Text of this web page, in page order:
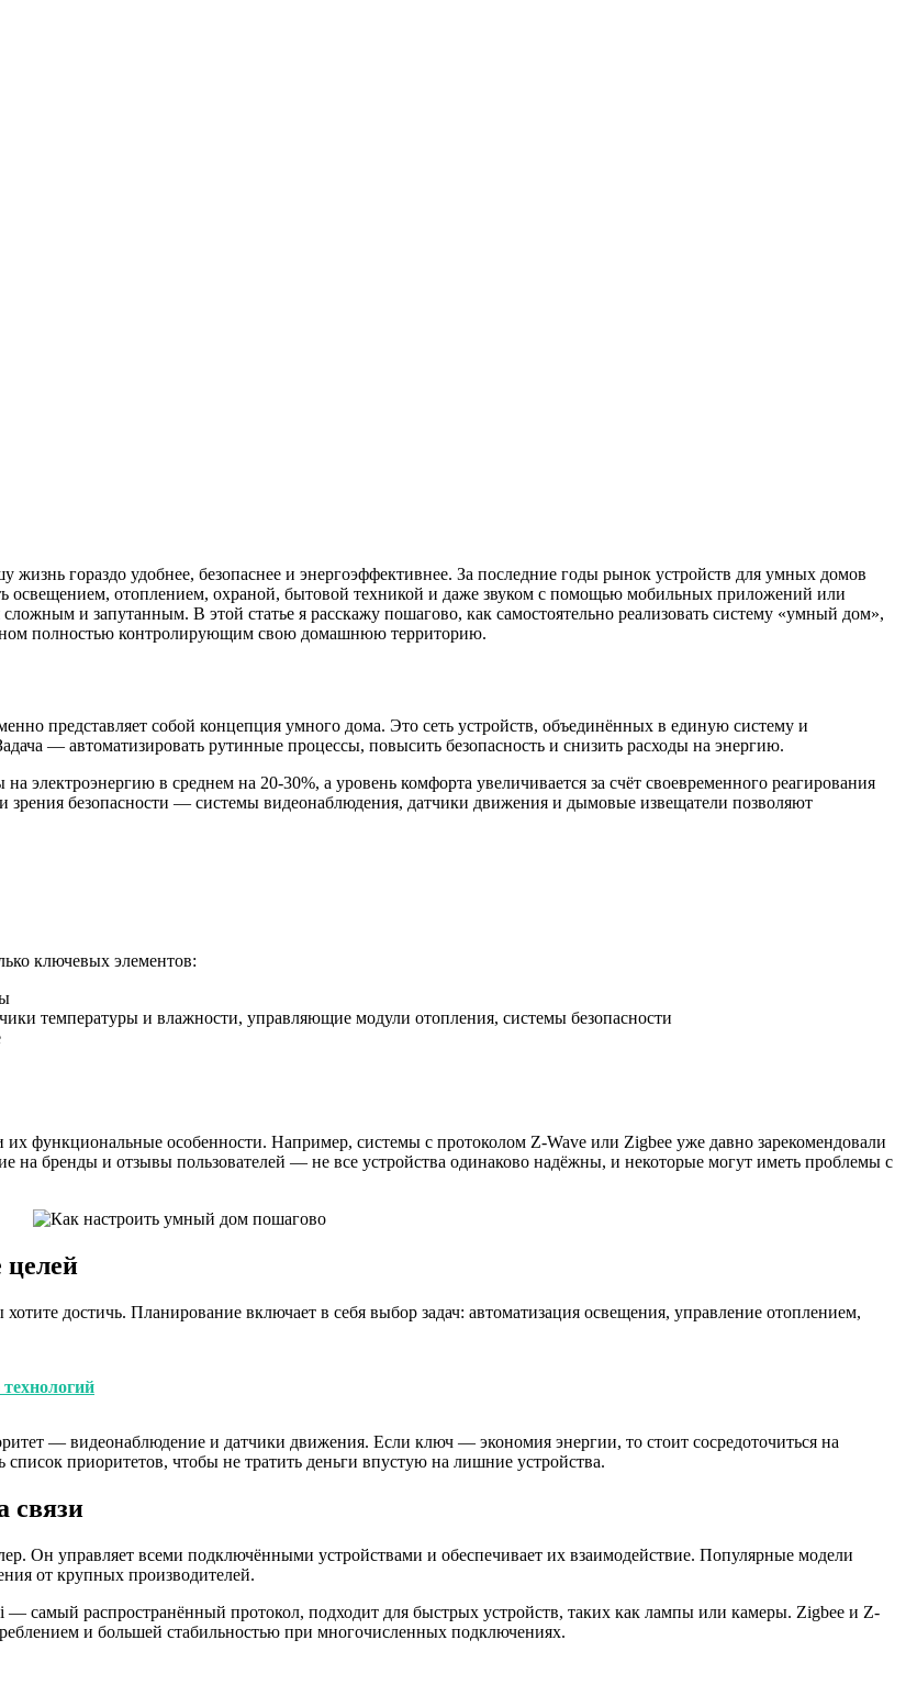
гораздо удобнее, безопаснее и энергоэффективнее. За последние годы рынок устройств для умных домов
освещением, отоплением, охраной, бытовой техникой и даже звуком с помощью мобильных приложений или
и запутанным. В этой статье я расскажу пошагово, как самостоятельно реализовать систему «умный дом»,
полностью контролирующим свою домашнюю территорию.
представляет собой концепция умного дома. Это сеть устройств, объединённых в единую систему и
— автоматизировать рутинные процессы, повысить безопасность и снизить расходы на энергию.
электроэнергию в среднем на 20-30%, а уровень комфорта увеличивается за счёт своевременного реагирования
безопасности — системы видеонаблюдения, датчики движения и дымовые извещатели позволяют
ключевых элементов:
температуры и влажности, управляющие модули отопления, системы безопасности
функциональные особенности. Например, системы с протоколом Z-Wave или Zigbee уже давно зарекомендовали
на бренды и отзывы пользователей — не все устройства одинаково надёжны, и некоторые могут иметь проблемы с
достичь. Планирование включает в себя выбор задач: автоматизация освещения, управление отоплением,
— видеонаблюдение и датчики движения. Если ключ — экономия энергии, то стоит сосредоточиться на
приоритетов, чтобы не тратить деньги впустую на лишние устройства.
связи
Он управляет всеми подключёнными устройствами и обеспечивает их взаимодействие. Популярные модели
от крупных производителей.
самый распространённый протокол, подходит для быстрых устройств, таких как лампы или камеры. Zigbee и Z-
и большей стабильностью при многочисленных подключениях.